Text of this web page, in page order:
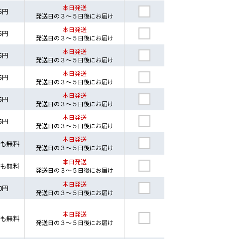
円
本日発送
発送日の３～５日後にお届け
円
本日発送
発送日の３～５日後にお届け
円
本日発送
発送日の３～５日後にお届け
円
本日発送
発送日の３～５日後にお届け
円
本日発送
発送日の３～５日後にお届け
円
本日発送
発送日の３～５日後にお届け
無料
本日発送
発送日の３～５日後にお届け
無料
本日発送
発送日の３～５日後にお届け
円
本日発送
発送日の３～５日後にお届け
無料
本日発送
発送日の３～５日後にお届け